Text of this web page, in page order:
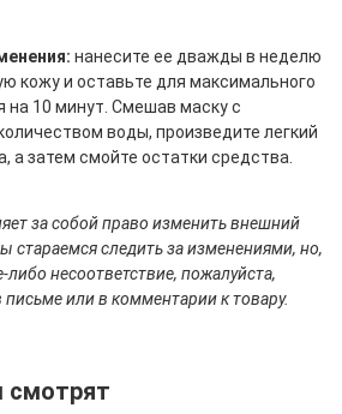
тела
и эликсиры для тела
тела
нанесите ее дважды в неделю
кожу и оставьте для максимального
на 10 минут. Смешав маску с
воды, произведите легкий
а затем смойте остатки средства.
за собой право изменить внешний
стараемся следить за изменениями, но,
несоответствие, пожалуйста,
или в комментарии к товару.
смотрят